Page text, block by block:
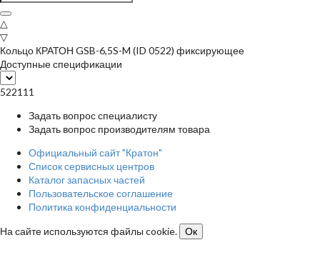
△
▽
Кольцо КРАТОН GSB-6,5S-M (ID 0522) фиксирующее
Доступные спецификации
522111
Задать вопрос специалисту
Задать вопрос производителям товара
Официальный сайт "Кратон"
Список сервисных центров
Каталог запасных частей
Пользовательское соглашение
Политика конфиденциальности
На сайте используются файлы cookie.
Ок